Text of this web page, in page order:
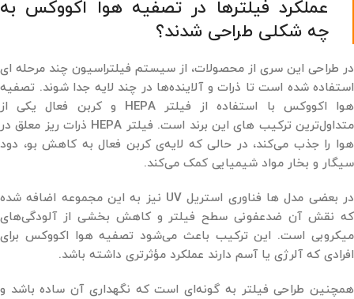
عملکرد فیلترها در تصفیه هوا اکووکس به
چه شکلی طراحی شدند؟
در طراحی این سری از محصولات، از سیستم فیلتراسیون چند مرحله ‌ای
استفاده شده است تا ذرات و آلاینده‌ها در چند لایه جدا شوند. تصفیه
هوا اکووکس با استفاده از فیلتر HEPA و کربن فعال یکی از
متداول‌ترین ترکیب ‌های این برند است. فیلتر HEPA ذرات ریز معلق در
هوا را جذب می‌کند، در حالی که لایه‌ی کربن فعال به کاهش بو، دود
سیگار و بخار مواد شیمیایی کمک می‌کند.
در بعضی مدل ‌ها فناوری استریل UV نیز به این مجموعه اضافه شده
که نقش آن ضدعفونی سطح فیلتر و کاهش بخشی از آلودگی‌های
میکروبی است. این ترکیب باعث می‌شود تصفیه هوا اکووکس برای
افرادی که آلرژی یا آسم دارند عملکرد مؤثرتری داشته باشد.
همچنین طراحی فیلتر به گونه‌ای است که نگهداری آن ساده باشد و